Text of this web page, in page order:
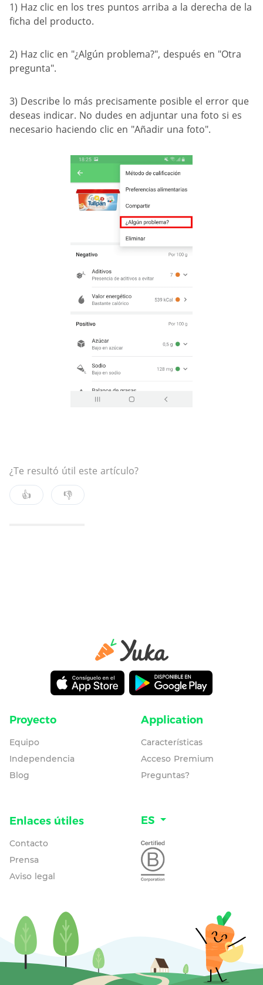
1) Haz clic en los tres puntos arriba a la derecha de la
ficha del producto.
2) Haz clic en "¿Algún problema?", después en "Otra
pregunta".
3) Describe lo más precisamente posible el error que
deseas indicar. No dudes en adjuntar una foto si es
necesario haciendo clic en "Añadir una foto".
¿Te resultó útil este artículo?
👍
👎
Proyecto
Equipo
Independencia
Blog
Application
Características
Acceso Premium
Preguntas?
Enlaces útiles
Contacto
Prensa
Aviso legal
ES